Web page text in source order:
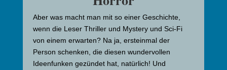
Aber was macht man mit so einer Geschichte,
wenn die Leser Thriller und Mystery und Sci-Fi
von einem erwarten? Na ja, ersteinmal der
Person schenken, die diesen wundervollen
Ideenfunken gezündet hat, natürlich! Und